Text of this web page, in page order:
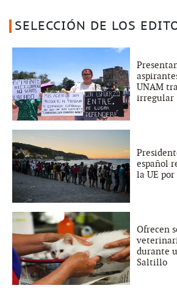
SELECCIÓN DE LOS
UNAM
irregular
español
la UE
Ofrecen
durante
Saltillo